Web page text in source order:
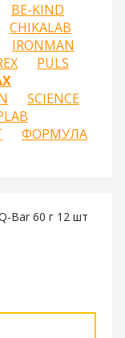
BE-KIND
CHIKALAB
IRONMAN
PULS
SCIENCE
ФОРМУЛА
Bar 60 г 12 шт